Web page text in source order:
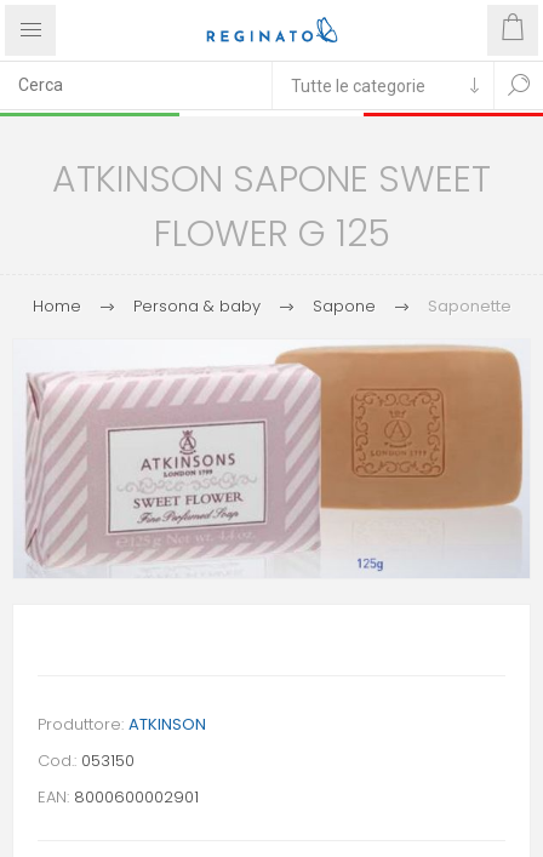
ATKINSON SAPONE SWEET
FLOWER G 125
Home Persona & baby Sapone Saponette
Produttore: ATKINSON
Cod.: 053150
EAN: 8000600002901